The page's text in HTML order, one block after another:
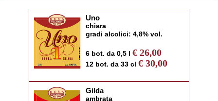
Uno
chiara
gradi alcolici: 4,8% vol.
6 bot. da 0,5 l € 26,00
12 bot. da 33 cl € 30,00
Gilda
ambrata